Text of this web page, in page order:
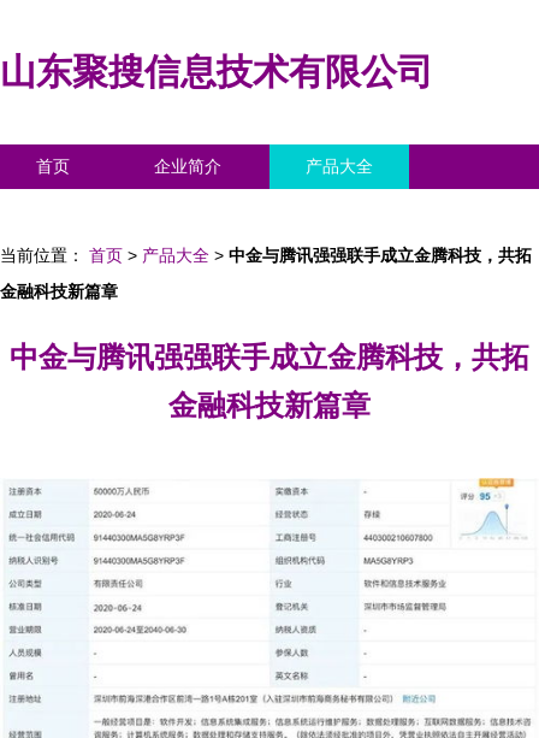
山东聚搜信息技术有限公司
首页 企业简介 产品大全
当前位置： 首页 > 产品大全 > 中金与腾讯强强联手成立金腾科技，共拓
金融科技新篇章
中金与腾讯强强联手成立金腾科技，共拓
金融科技新篇章